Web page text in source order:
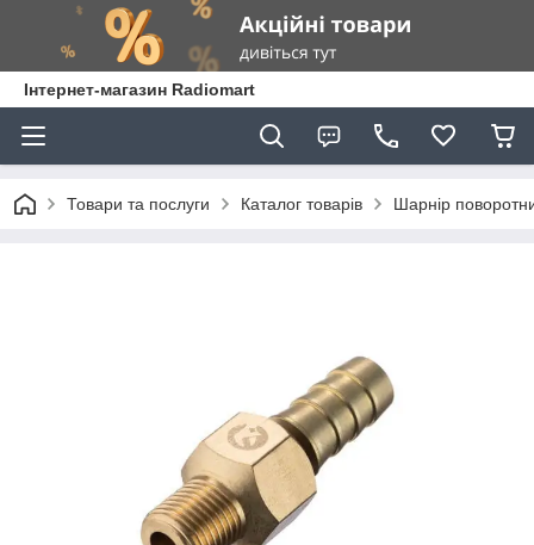
Інтернет-магазин Radiomart
Товари та послуги Каталог товарів Шарнір